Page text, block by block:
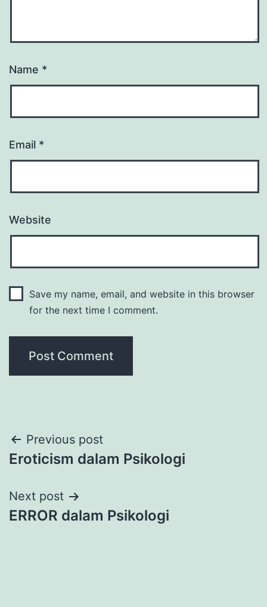
Name *
Email *
Website
Save my name, email, and website in this browser
for the next time I comment.
Post
navigation
Previous post
Eroticism dalam Psikologi
Next post
ERROR dalam Psikologi